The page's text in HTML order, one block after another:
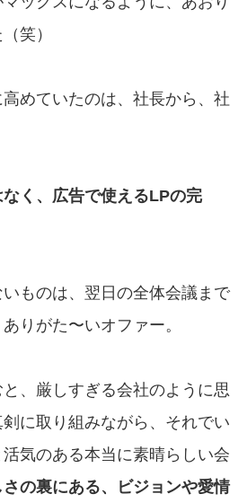
笑）
めていたのは、社長から、社
なく、広告で使えるLPの完
ものは、翌日の全体会議まで
りがた〜いオファー。
、厳しすぎる会社のように思
に取り組みながら、それでい
気のある本当に素晴らしい会
の裏にある、ビジョンや愛情